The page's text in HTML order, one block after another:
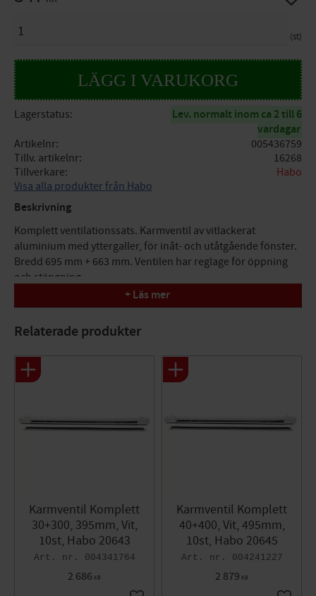
st
Lagerstatus
Lev. normalt inom ca 2 till 6
vardagar
Artikelnr
005436759
Tillv. artikelnr
16268
Tillverkare
Habo
Visa alla produkter från Habo
Beskrivning
Komplett ventilationssats. Karmventil av vitlackerat
aluminium med yttergaller, för inåt- och utåtgående fönster.
Bredd 695 mm + 663 mm. Ventilen har reglage för öppning
och stängning.
+ Läs mer
Relaterade produkter
Karmventil Komplett
30+300, 395mm, Vit,
10st, Habo 20643
004341764
2 686 KR
Karmventil Komplett
40+400, Vit, 495mm,
10st, Habo 20645
004241227
2 879 KR